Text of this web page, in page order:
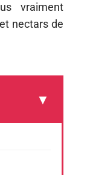
vraiment
nectars de